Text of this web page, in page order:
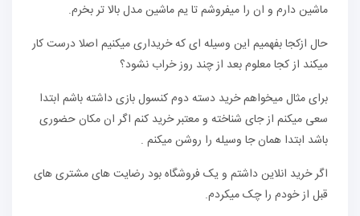
ماشین دارم و ان را میفروشم تا یم ماشین مدل بالا تر بخرم.
حال ازکجا بفهمیم این وسیله ای که خریداری میکنیم اصلا درست کار
میکند از کجا معلوم بعد از چند روز خراب نشود؟
برای مثال میخواهم خرید دسته دوم کنسول بازی داشته باشم ابتدا
سعی میکنم از جای شناخته و معتبر خرید کنم اگر ان مکان حضوری
باشد ابتدا همان جا وسیله را روشن میکنم .
اگر خرید انلاین داشتم و یک فروشگاه بود رضایت های مشتری های
قبل از خودم را چک میکردم.